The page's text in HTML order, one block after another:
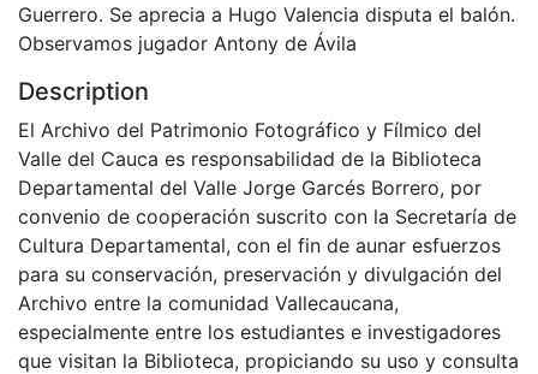
Guerrero. Se aprecia a Hugo Valencia disputa el balón.
Observamos jugador Antony de Ávila
Description
El Archivo del Patrimonio Fotográfico y Fílmico del
Valle del Cauca es responsabilidad de la Biblioteca
Departamental del Valle Jorge Garcés Borrero, por
convenio de cooperación suscrito con la Secretaría de
Cultura Departamental, con el fin de aunar esfuerzos
para su conservación, preservación y divulgación del
Archivo entre la comunidad Vallecaucana,
especialmente entre los estudiantes e investigadores
que visitan la Biblioteca, propiciando su uso y consulta